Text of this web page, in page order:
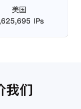
美国
IPs
我们